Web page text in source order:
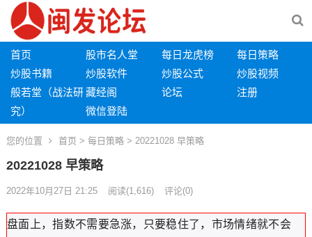
首页 股市名人堂 每日龙虎榜
每日策略
炒股书籍
炒股软件 炒股公式
炒股视频
般若堂（战法研
究）
藏经阁 论坛
注册
微信登陆
您的位置 首页 > 每日策略 > 20221028 早策略
20221028 早策略
2022年10月27日 21:25 阅读(1,616) 评论(0)
盘面上，指数不需要急涨，只要稳住了，市场情绪就不会